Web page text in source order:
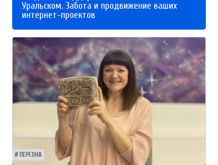
Уральском. Забота и продвижение ваших
интернет-проектов
ПЕРСОНА